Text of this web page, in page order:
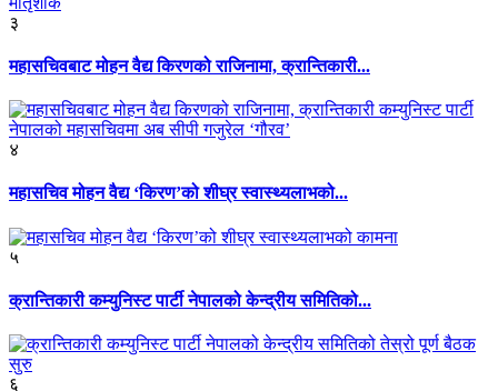
३
महासचिवबाट मोहन वैद्य किरणको राजिनामा, क्रान्तिकारी...
४
महासचिव मोहन वैद्य ‘किरण’को शीघ्र स्वास्थ्यलाभको...
५
क्रान्तिकारी कम्युनिस्ट पार्टी नेपालको केन्द्रीय समितिको...
६